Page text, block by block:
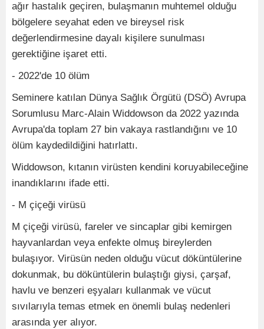
ağır hastalık geçiren, bulaşmanın muhtemel olduğu
bölgelere seyahat eden ve bireysel risk
değerlendirmesine dayalı kişilere sunulması
gerektiğine işaret etti.
- 2022'de 10 ölüm
Seminere katılan Dünya Sağlık Örgütü (DSÖ) Avrupa
Sorumlusu Marc-Alain Widdowson da 2022 yazında
Avrupa'da toplam 27 bin vakaya rastlandığını ve 10
ölüm kaydedildiğini hatırlattı.
Widdowson, kıtanın virüsten kendini koruyabileceğine
inandıklarını ifade etti.
- M çiçeği virüsü
M çiçeği virüsü, fareler ve sincaplar gibi kemirgen
hayvanlardan veya enfekte olmuş bireylerden
bulaşıyor. Virüsün neden olduğu vücut döküntülerine
dokunmak, bu döküntülerin bulaştığı giysi, çarşaf,
havlu ve benzeri eşyaları kullanmak ve vücut
sıvılarıyla temas etmek en önemli bulaş nedenleri
arasında yer alıyor.